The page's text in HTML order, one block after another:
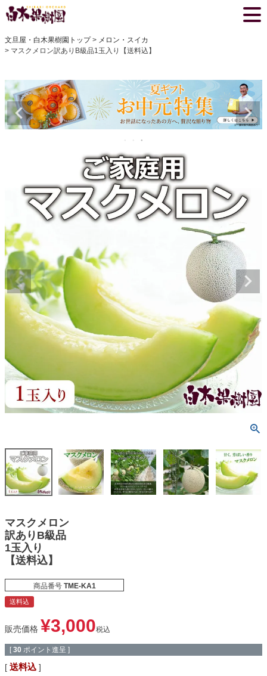
文旦屋・白木果樹園トップ
メロン・スイカ
マスクメロン訳ありB級品1玉入り【送料込】
マスクメロン
訳ありB級品
1玉入り
【送料込】
商品番号 TME-KA1
送料込
販売価格 ¥3,000税込
[ 30 ポイント進呈 ]
送料込